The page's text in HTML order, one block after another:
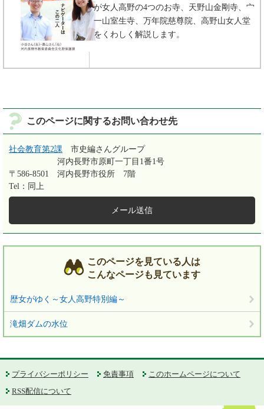
が女人高野の4つのお寺、天野山金剛寺、宀
一山室生寺、万年院慈尊院、高野山女人堂
をくわしく解説します。
このページに関するお問い合わせ先
社会教育第2課 市史編さんグループ
〒586-8501
河内長野市原町一丁目1番1号
河内長野市役所 7階
Tel：同上
メール送信
このページを見ている人は
こんなページも見ています
歴女がゆく～女人高野特別編～
滝畑ダムの水位
プライバシーポリシー 免責事項
このホームページについて
RSS配信について